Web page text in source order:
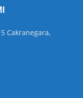
Cakranegara,